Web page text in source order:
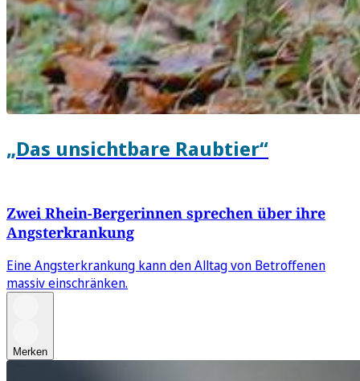
„Das unsichtbare Raubtier“
Zwei Rhein-Bergerinnen sprechen über ihre
Angsterkrankung
Eine Angsterkrankung kann den Alltag von Betroffenen
massiv einschränken.
Merken